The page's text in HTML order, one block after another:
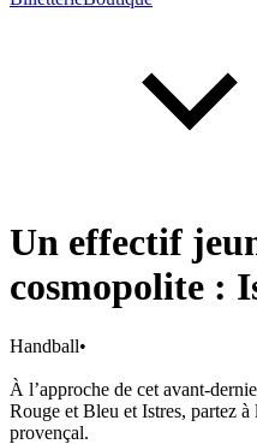
Un effectif
cosmopolite :
Handball•
À l’approche de cet avant-
Rouge et Bleu et Istres, partez
provençal.